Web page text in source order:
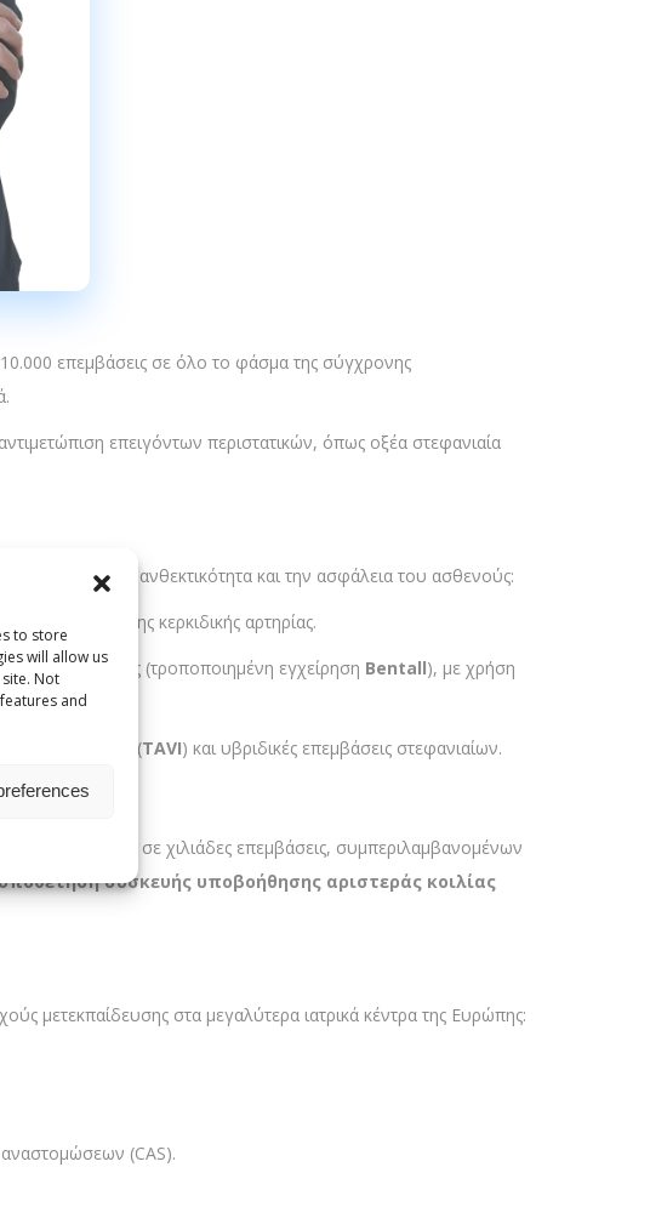
to store
will allow us
Not
and
επεμβάσεις σε όλο το φάσμα της σύγχρονης
επειγόντων περιστατικών, όπως οξέα στεφανιαία
στην ανθεκτικότητα και την ασφάλεια του ασθενούς:
και της κερκιδικής αρτηρίας.
αορτής (τροποποιημένη εγχείρηση Bentall), με χρήση
βαλβίδας (TAVI) και υβριδικές επεμβάσεις στεφανιαίων.
ενεργά σε χιλιάδες επεμβάσεις, συμπεριλαμβανομένων
συσκευής υποβοήθησης αριστεράς κοιλίας
μετεκπαίδευσης στα μεγαλύτερα ιατρικά κέντρα της Ευρώπης:
αναστομώσεων (CAS).